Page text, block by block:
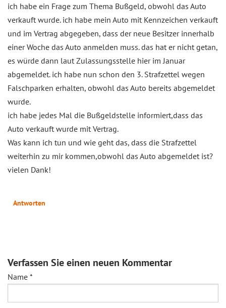
ich habe ein Frage zum Thema Bußgeld, obwohl das Auto
verkauft wurde. ich habe mein Auto mit Kennzeichen verkauft
und im Vertrag abgegeben, dass der neue Besitzer innerhalb
einer Woche das Auto anmelden muss. das hat er nicht getan,
es würde dann laut Zulassungsstelle hier im Januar
abgemeldet. ich habe nun schon den 3. Strafzettel wegen
Falschparken erhalten, obwohl das Auto bereits abgemeldet
wurde.
ich habe jedes Mal die Bußgeldstelle informiert,dass das
Auto verkauft wurde mit Vertrag.
Was kann ich tun und wie geht das, dass die Strafzettel
weiterhin zu mir kommen,obwohl das Auto abgemeldet ist?
vielen Dank!
Antworten
Verfassen Sie einen neuen Kommentar
Name *